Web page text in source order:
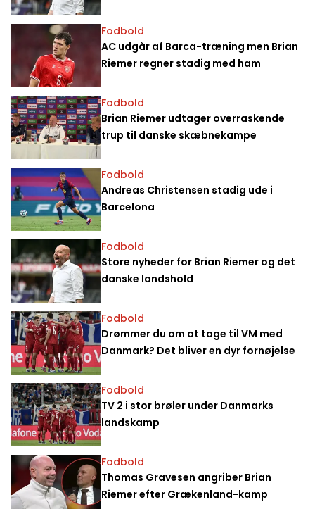
Fodbold
AC udgår af Barca-træning men Brian
Riemer regner stadig med ham
Fodbold
Brian Riemer udtager overraskende
trup til danske skæbnekampe
Fodbold
Andreas Christensen stadig ude i
Barcelona
Fodbold
Store nyheder for Brian Riemer og det
danske landshold
Fodbold
Drømmer du om at tage til VM med
Danmark? Det bliver en dyr fornøjelse
Fodbold
TV 2 i stor brøler under Danmarks
landskamp
Fodbold
Thomas Gravesen angriber Brian
Riemer efter Grækenland-kamp